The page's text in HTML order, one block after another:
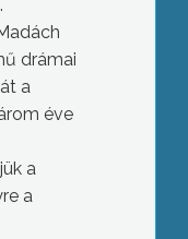
drámai
a
éve
a
a